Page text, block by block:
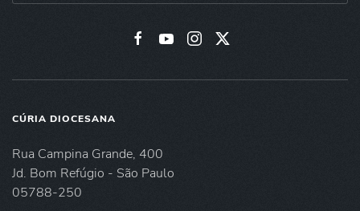
CÚRIA DIOCESANA
Rua Campina Grande, 400
Jd. Bom Refúgio - São Paulo
05788-250